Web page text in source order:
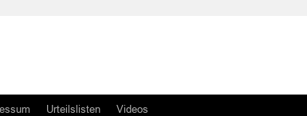
Urteilslisten Videos